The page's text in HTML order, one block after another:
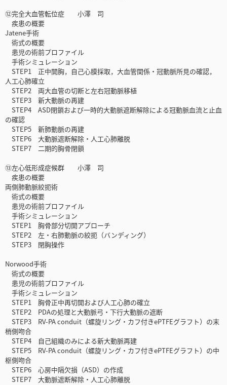
⑫完全大血管転位症 小澤 司
疾患の概要
Jatene手術
術式の概要
患児の術前プロファイル
手術シミュレーション
STEP1 正中開胸，自己心膜採取，大血管関係・冠動脈所見の確認，
人工心肺確立
STEP2 両大血管の切断と左右冠動脈移植
STEP3 新大動脈の再建
STEP4 ASD閉鎖および一時的大動脈遮断解除による冠動脈血流と止血
の確認
STEP5 新肺動脈の再建
STEP6 大動脈遮断解除・人工心肺離脱
STEP7 二期的胸骨閉鎖
⑬左心低形成症候群 小澤 司
疾患の概要
両側肺動脈絞扼術
術式の概要
患児の術前プロファイル
手術シミュレーション
STEP1 胸骨部分切開アプローチ
STEP2 左・右肺動脈の絞扼（バンディング）
STEP3 閉胸操作
Norwood手術
術式の概要
患児の術前プロファイル
手術シミュレーション
STEP1 胸骨正中再切開および人工心肺の確立
STEP2 PDAの処理と大動脈弓・下行大動脈の遮断
STEP3 RV-PA conduit（螺旋リング・カフ付きePTFEグラフト）の末
梢側吻合
STEP4 自己組織のみによる新大動脈再建
STEP5 RV-PA conduit（螺旋リング・カフ付きePTFEグラフト）の中
枢側吻合
STEP6 心房中隔欠損（ASD）の作成
STEP7 大動脈遮断解除・人工心肺離脱